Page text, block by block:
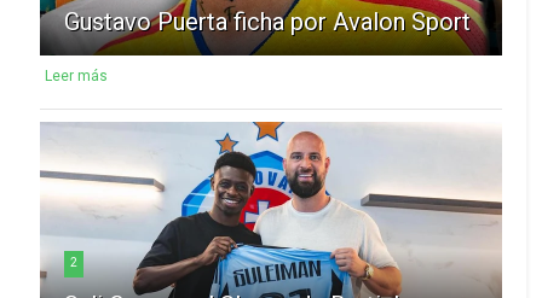
Gustavo Puerta ficha por Avalon Sport
Leer más
2